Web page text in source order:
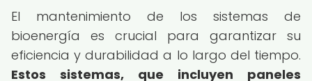
El mantenimiento de los sistemas de
bioenergía es crucial para garantizar su
eficiencia y durabilidad a lo largo del tiempo.
Estos sistemas, que incluyen paneles